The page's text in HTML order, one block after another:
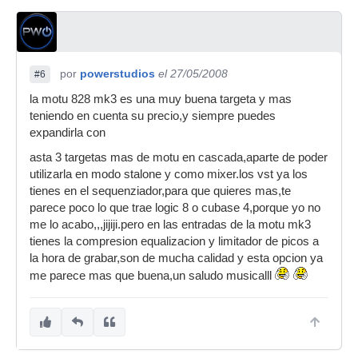
#6 por powerstudios el 27/05/2008
la motu 828 mk3 es una muy buena targeta y mas
teniendo en cuenta su precio,y siempre puedes
expandirla con
asta 3 targetas mas de motu en cascada,aparte de poder
utilizarla en modo stalone y como mixer.los vst ya los
tienes en el sequenziador,para que quieres mas,te
parece poco lo que trae logic 8 o cubase 4,porque yo no
me lo acabo,,,jijiji.pero en las entradas de la motu mk3
tienes la compresion equalizacion y limitador de picos a
la hora de grabar,son de mucha calidad y esta opcion ya
me parece mas que buena,un saludo musicalll